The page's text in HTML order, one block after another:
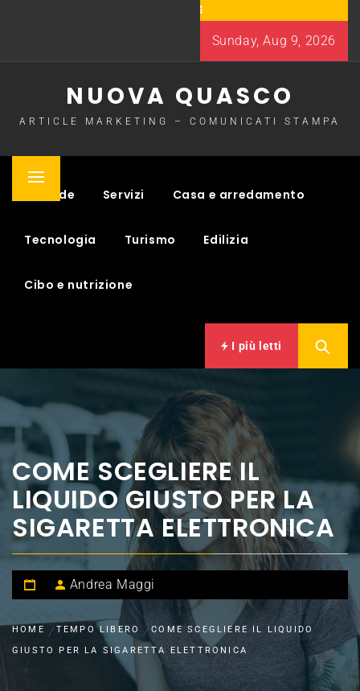
Sunday, Aug 9, 2026
NUOVA QUASCO
ARTICLE MARKETING – COMUNICATI STAMPA
Primary
Aziende Servizi Casa e arredamento
Tecnologia Turismo Edilizia
Cibo e nutrizione
I più letti
COME SCEGLIERE IL
LIQUIDO GIUSTO PER LA
SIGARETTA ELETTRONICA
Andrea Maggi
HOME TEMPO LIBERO
COME SCEGLIERE IL LIQUIDO
GIUSTO PER LA SIGARETTA ELETTRONICA